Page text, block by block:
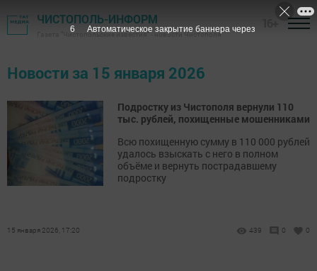
ЧИСТОПОЛЬ-ИНФОРМ
Газета "Чистопольские известия" - новости Чистополя
Новости за 15 января 2026
Подростку из Чистополя вернули 110
тыс. рублей, похищенные мошенниками
Всю похищенную сумму в 110 000 рублей
удалось взыскать с него в полном
объёме и вернуть пострадавшему
подростку
15 января 2026, 17:20 439 0 0
5 Автоматическое закрытие баннера через